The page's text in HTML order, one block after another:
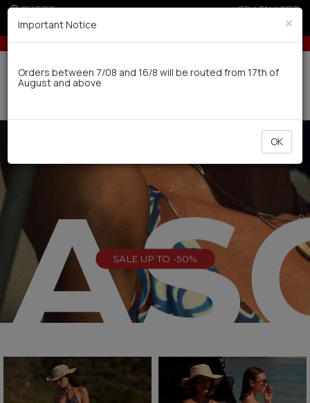
SHOPS GR|EN|SRB
5% off for orders over 250€ for EU & 300€ for non EU (sale
Delivery in 7-9 working days via UPS
SALE UP TO -50%
×
Important Notice
Orders between 7/08 and 16/8 will be routed from 17th of
August and above
OK